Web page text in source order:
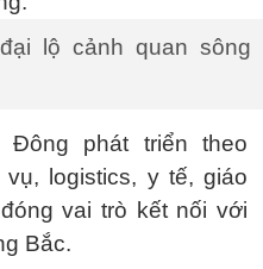
lộ cảnh quan sông
phát triển theo
logistics, y tế, giáo
vai trò kết nối với
Bắc.